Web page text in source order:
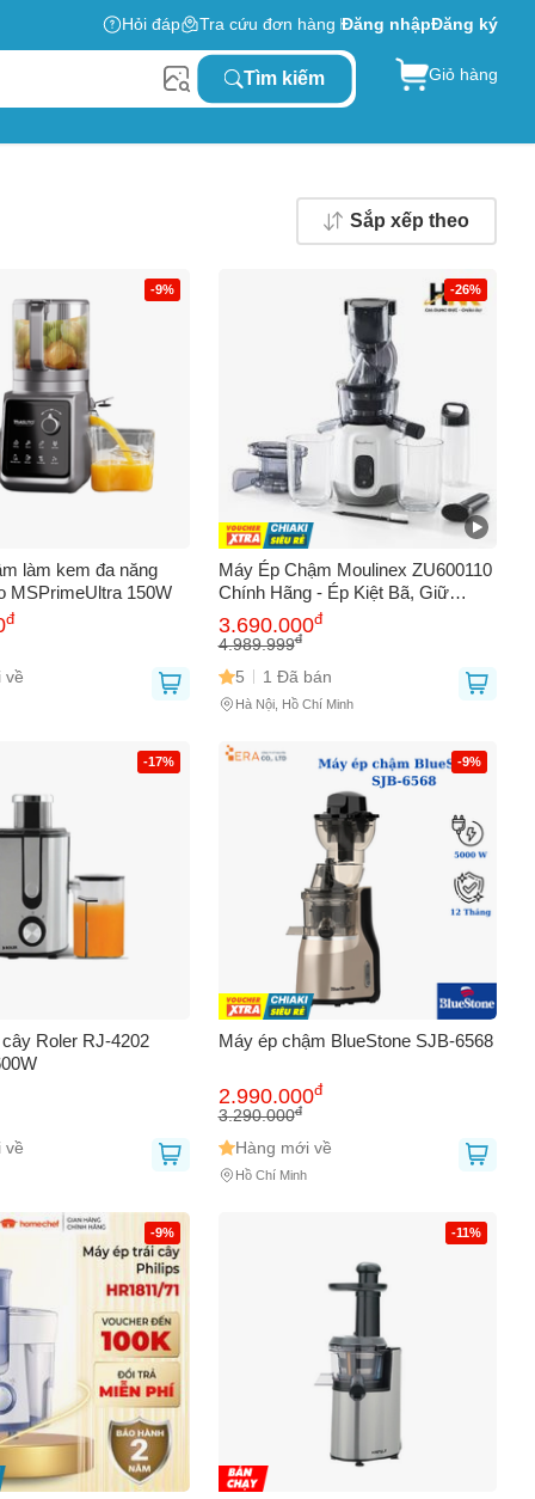
Hỏi đáp Tra cứu đơn hàng Đăng nhậpĐăng ký
Tìm kiếm Giỏ hàng
Sắp xếp theo
-9%
làm kem đa năng
MSPrimeUltra 150W
đ
về
-26%
Máy Ép Chậm Moulinex ZU600110
Chính Hãng - Ép Kiệt Bã, Giữ
Dưỡng Chất, Dễ Vệ Sinh - Sản
Phẩm Gia Dụng Hoàn Hảo Cho
3.690.000đ
4.989.999đ
5 1 Đã bán
Hà Nội, Hồ Chí Minh
-17%
Roler RJ-4202
về
-9%
Máy ép chậm BlueStone SJB-6568
2.990.000đ
3.290.000đ
Hàng mới về
Hồ Chí Minh
-9% -11%